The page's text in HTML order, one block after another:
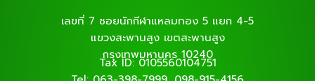
เลขที่ 7 ซอยนักกีฬาแหลมทอง 5 แยก 4-5
แขวงสะพานสูง เขตสะพานสูง
กรุงเทพมหานคร 10240
Tax ID: 0105560104751